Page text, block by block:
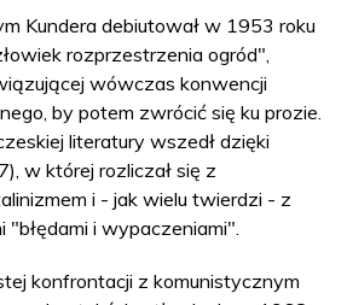
Kundera debiutował w 1953 roku
rozprzestrzenia ogród",
wówczas konwencji
by potem zwrócić się ku prozie.
literatury wszedł dzięki
w której rozliczał się z
i - jak wielu twierdzi - z
"błędami i wypaczeniami".
konfrontacji z komunistycznym